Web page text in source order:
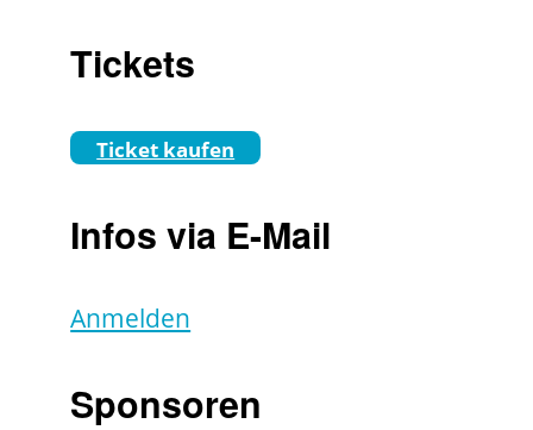
Tickets
Ticket kaufen
Infos via E-Mail
Anmelden
Sponsoren